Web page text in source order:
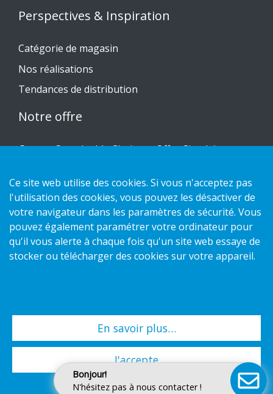
Bonjour!
N'hésitez pas à nous contacter !
Perspectives & Inspiration
Catégorie de magasin
Nos réalisations
Tendances de distribution
Notre offre
Gamme Sustainable Choice et Offre Circulaire
Guides d'installation
Catalogue
Nous contacter
Copyright 2026 HL Display AB. All rights reserved.
Ce site web utilise des cookies. Si vous n'acceptez pas
l'utilisation des cookies, vous pouvez les désactiver de
votre navigateur dans les paramètres de sécurité. Vous
pouvez également paramétrer votre ordinateur pour
qu'il vous alerte à chaque fois qu'un site web essaye de
stocker ou télécharger des cookies sur votre appareil.
En savoir plus…
J'accepte